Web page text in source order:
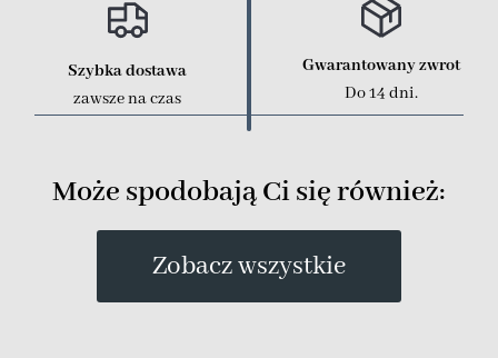
Szybka dostawa
zawsze na czas
Gwarantowany zwrot
Do 14 dni.
Może spodobają Ci się również:
Zobacz wszystkie